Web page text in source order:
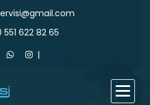
551 622 82 65